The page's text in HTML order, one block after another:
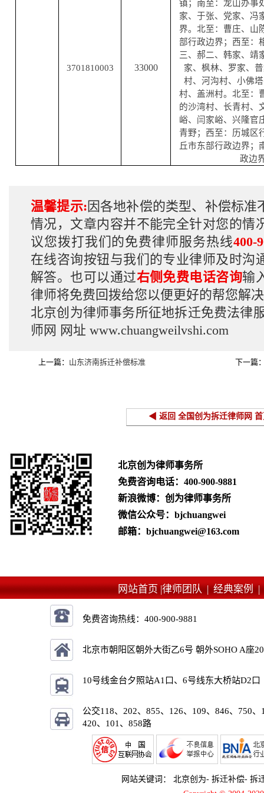
3701810003 33000
镇；南至：龙山办事
家、于张、党家、冯
界。北至：曹庄、山
部行政边界；西至：
三、郝二、韩家、靖
家、枫林、罗家、
村、河沟村、小佛
村、盖洲村。北至：
的沙湾村、长青村、
峪、闫家峪、兴隆官
青野；西至：历城区
丘市东部行政边界；
政边
温馨提示:因各地补偿的类型、补偿标准
情况，文章内容并不能完全针对您的情
议您拨打我们的免费律师服务热线400-
在线咨询按钮与我们的专业律师及时沟
解答。也可以通过右侧免费电话咨询输
律师将免费回拨给您以便更好的帮您解
北京创为律师事务所征地拆迁免费法律
师网 网址 www.chuangweilvshi.com
上一篇： 山东济南拆迁补偿标准 下一篇
◀ 返回 全国创为拆迁律师网
北京创为律师事务所
免费咨询电话： 400-900-9881
新浪微博：创为律师事务所
微信公众号：bjchuangwei
邮箱：bjchuangwei@163.com
网站首页 |律师团队 |经典案例
免费咨询热线：400-900-9881
北京市朝阳区朝外大街乙6号 朝外SOHO A座
10号线金台夕照站A1口、6号线东大桥站D2口
公交118、202、855、126、109、846、750、
420、101、858路
网站关键词： 北京创为- 拆迁补偿- 拆